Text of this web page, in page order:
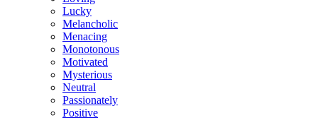
Lucky
Melancholic
Menacing
Monotonous
Motivated
Mysterious
Neutral
Passionately
Positive